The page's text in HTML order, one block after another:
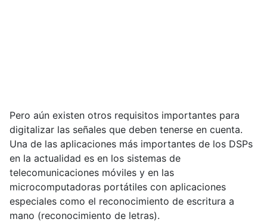
Pero aún existen otros requisitos importantes para
digitalizar las señales que deben tenerse en cuenta.
Una de las aplicaciones más importantes de los DSPs
en la actualidad es en los sistemas de
telecomunicaciones móviles y en las
microcomputadoras portátiles con aplicaciones
especiales como el reconocimiento de escritura a
mano (reconocimiento de letras).